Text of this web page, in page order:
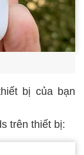
bị của bạn
trên thiết bị: